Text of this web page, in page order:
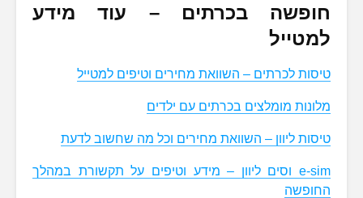
חופשה בכרתים – עוד מידע
למטייל
טיסות לכרתים – השוואת מחירים וטיפים למטייל
מלונות מומלצים בכרתים עם ילדים
טיסות ליוון – השוואת מחירים וכל מה שחשוב לדעת
e-sim וסים ליוון – מידע וטיפים על תקשורת במהלך
החופשה